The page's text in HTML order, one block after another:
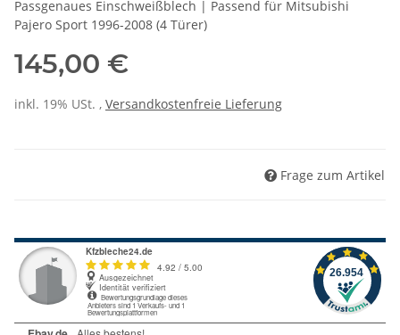
Passgenaues Einschweißblech | Passend für Mitsubishi
Pajero Sport 1996-2008 (4 Türer)
145,00 €
inkl. 19% USt. , Versandkostenfreie Lieferung
Frage zum Artikel